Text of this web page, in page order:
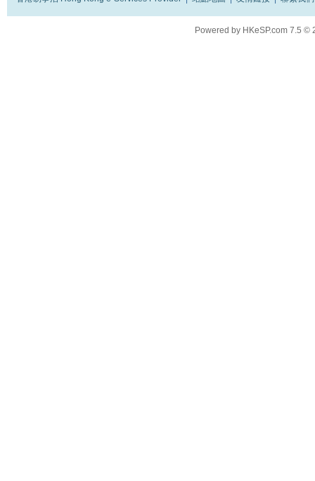
Powered by HKeSP.com 7.5 ©